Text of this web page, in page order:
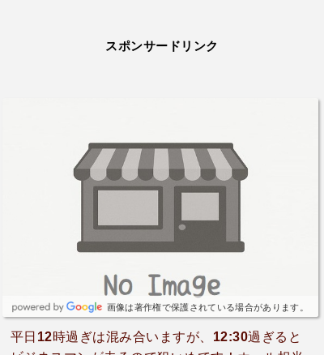
スポンサードリンク
画像は著作権で保護されている場合があります。
平日12時過ぎは混み合いますが、12:30過ぎると